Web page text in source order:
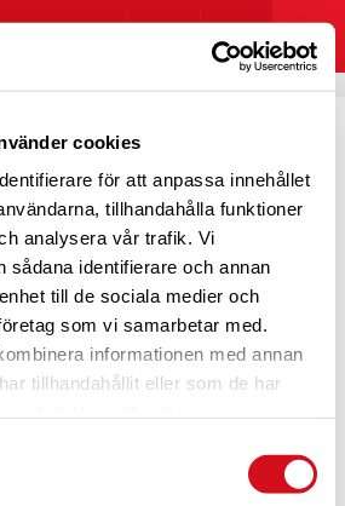
cookies
för att anpassa innehållet
tillhandahålla funktioner
analysera vår trafik. Vi
sådana identifierare och annan
till de sociala medier och
som vi samarbetar med.
informationen med annan
tillhandahållit eller som de har
NÅGOT GICK